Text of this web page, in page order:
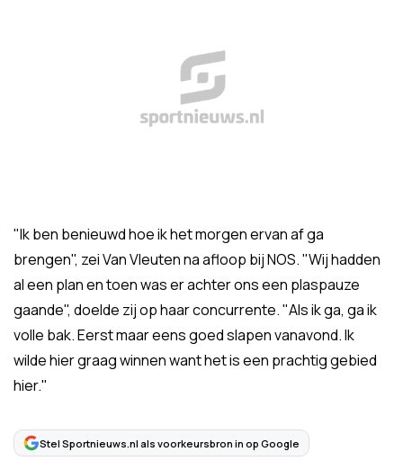
"Ik ben benieuwd hoe ik het morgen ervan af ga
brengen", zei Van Vleuten na afloop bij NOS. "Wij hadden
al een plan en toen was er achter ons een plaspauze
gaande", doelde zij op haar concurrente. "Als ik ga, ga ik
volle bak. Eerst maar eens goed slapen vanavond. Ik
wilde hier graag winnen want het is een prachtig gebied
hier."
Stel Sportnieuws.nl als voorkeursbron in op Google